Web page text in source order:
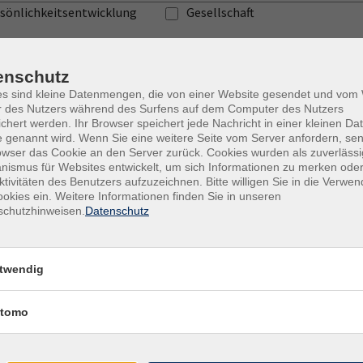
Gesellschaft
Junge VHS
Textiles Gestalten
, Kulturgeschichte Sommerprogramm
Kurse
sind kleine Datenmengen, die von einer Website gesendet und vom
des Nutzers während des Surfens auf dem Computer des Nutzers
werden. Ihr Browser speichert jede Nachricht in einer kleinen
genannt wird. Wenn Sie eine weitere Seite vom Server anfordern,
das Cookie an den Server zurück. Cookies wurden als
für Websites entwickelt, um sich Informationen zu merken
des Benutzers aufzuzeichnen. Bitte willigen Sie in die
ein. Weitere Informationen finden Sie in unseren
Datenschutz